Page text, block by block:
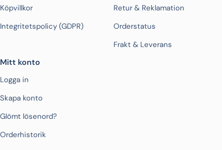
Köpvillkor
Integritetspolicy (GDPR)
Retur & Reklamation
Orderstatus
Frakt & Leverans
Mitt konto
Logga in
Skapa konto
Glömt lösenord?
Orderhistorik